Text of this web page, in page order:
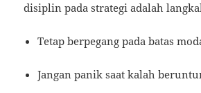
disiplin pada strategi adalah
Tetap berpegang pada batas
Jangan panik saat kalah